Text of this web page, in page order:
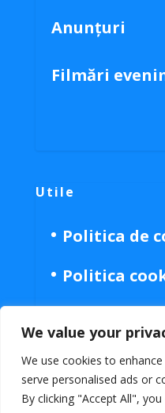
We value your
We use cookies to
serve personalised ads or
By clicking "Accept All",
Anunțuri
Filmări
Utile
Politica de
Politica